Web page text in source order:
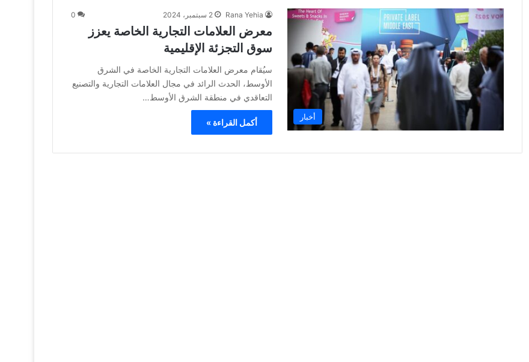
أخبار
Rana Yehia 2 سبتمبر، 2024 0
معرض العلامات التجارية الخاصة يعزز
سوق التجزئة الإقليمية
سيُقام معرض العلامات التجارية الخاصة في الشرق
الأوسط، الحدث الرائد في مجال العلامات التجارية والتصنيع
التعاقدي في منطقة الشرق الأوسط…
أكمل القراءة »